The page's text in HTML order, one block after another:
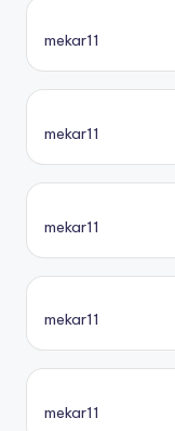
mekar11
mekar11
mekar11
mekar11
mekar11